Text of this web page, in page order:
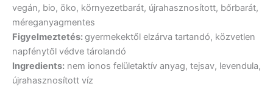
vegán, bio, öko, környezetbarát, újrahasznosított, bőrbarát,
méreganyagmentes
Figyelmeztetés:gyermekektől elzárva tartandó, közvetlen
napfénytől védve tárolandó
Ingredients: nem ionos felületaktív anyag, tejsav, levendula,
újrahasznosított víz